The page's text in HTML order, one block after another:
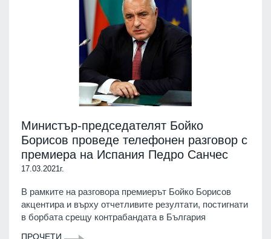
Министър-председателят Бойко
Борисов проведе телефонен разговор с
премиера на Испания Педро Санчес
17.03.2021г.
В рамките на разговора премиерът Бойко Борисов
акцентира и върху отчетливите резултати, постигнати
в борбата срещу контрабандата в България
ПРОЧЕТИ